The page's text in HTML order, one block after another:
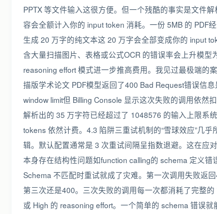
PPTX 等文件输入这很方便。但一个残酷的事实是文件
容会全额计入你的 input token 消耗。一份 5MB 的 PDF
生成 20 万字的纯文本这 20 万字会全部变成你的 input
含大量扫描图片、表格或公式OCR 的错误率会上升模型
reasoning effort 模式进一步推高费用。我见过最极端的
描版学术论文 PDF模型返回了400 Bad Request错误信
window limit但 Billing Console 显示这次失败的调用依
解析出的 35 万字符已经超过了 1048576 的输入上限系
tokens 依然计费。4.3 陷阱三重试机制的“雪球效应”几
辑。默认配置通常是 3 次重试间隔呈指数退避。这在应
本身存在结构性问题如function calling的 schema 定义错
Schema 不匹配时重试就成了灾难。第一次调用失败返
第三次还是400。三次失败的调用每一次都消耗了完整
或 High 的 reasoning effort。一个简单的 schema 错误